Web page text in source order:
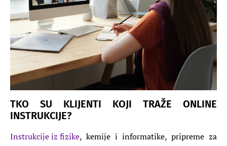
TKO SU KLIJENTI KOJI TRAŽE ONLINE
INSTRUKCIJE?
Instrukcije iz fizike, kemije i informatike, pripreme za